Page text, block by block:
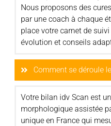
Nous proposons des
par une coach à chaque
place votre carnet de
évolution et conseils
Comment se déroule
Votre bilan idv Scan est
morphologique assistée
unique en France qui